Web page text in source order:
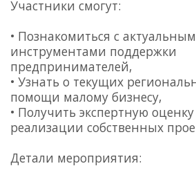
Участники смогут:
• Познакомиться с
инструментами поддержки
предпринимателей,
• Узнать о текущих
помощи малому бизнесу,
• Получить экспертную
реализации собственных
Детали мероприятия: